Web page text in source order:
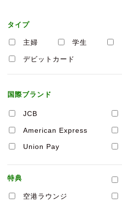
タイプ
主婦 学生
デビットカード
空港ラウンジ
国際ブランド
JCB
American Express
Union Pay
特典